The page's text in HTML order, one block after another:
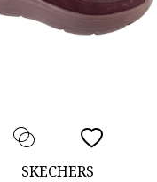
SKECHERS